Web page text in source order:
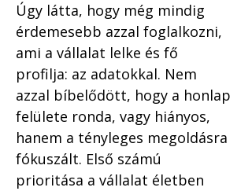
Úgy látta, hogy még mindig
érdemesebb azzal foglalkozni,
ami a vállalat lelke és fő
profilja: az adatokkal. Nem
azzal bíbelődött, hogy a honlap
felülete ronda, vagy hiányos,
hanem a tényleges megoldásra
fókuszált. Első számú
prioritása a vállalat életben